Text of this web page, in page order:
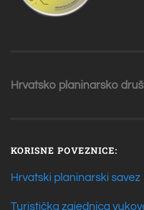
Hrvatsko planinarsko
KORISNE POVEZNICE:
Hrvatski planinarski savez
Turistička zajednica